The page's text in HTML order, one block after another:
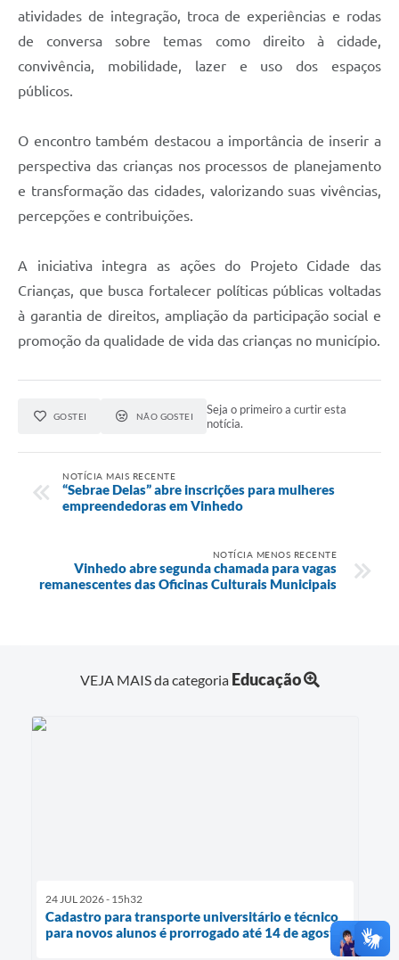
atividades de integração, troca de experiências e rodas
de conversa sobre temas como direito à cidade,
convivência, mobilidade, lazer e uso dos espaços
públicos.
O encontro também destacou a importância de inserir a
perspectiva das crianças nos processos de planejamento
e transformação das cidades, valorizando suas vivências,
percepções e contribuições.
A iniciativa integra as ações do Projeto Cidade das
Crianças, que busca fortalecer políticas públicas voltadas
à garantia de direitos, ampliação da participação social e
promoção da qualidade de vida das crianças no município.
GOSTEI NÃO GOSTEI
Seja o primeiro a curtir esta
notícia.
NOTÍCIA MAIS RECENTE
“Sebrae Delas” abre inscrições para mulheres
empreendedoras em Vinhedo
NOTÍCIA MENOS RECENTE
Vinhedo abre segunda chamada para vagas
remanescentes das Oficinas Culturais Municipais
VEJA MAIS da categoria Educação
24 JUL 2026 - 15h32
Cadastro para transporte universitário e técnico
para novos alunos é prorrogado até 14 de agosto